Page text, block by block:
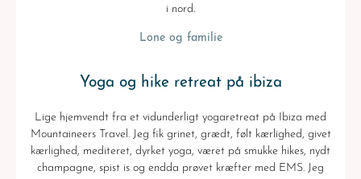
i nord.
Lone og familie
Yoga og hike retreat på ibiza
Lige hjemvendt fra et vidunderligt yogaretreat på Ibiza med
Mountaineers Travel. Jeg fik grinet, grædt, følt kærlighed, givet
kærlighed, mediteret, dyrket yoga, været på smukke hikes, nydt
champagne, spist is og endda prøvet kræfter med EMS. Jeg